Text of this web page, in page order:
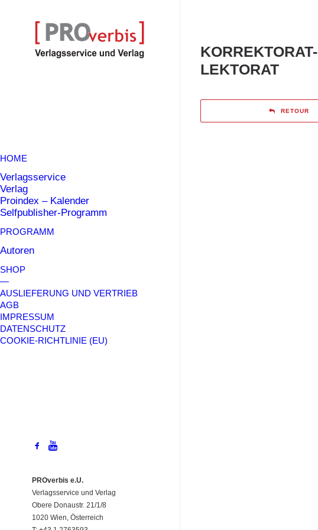
HOME
Verlagsservice
Verlag
Proindex – Kalender
Selfpublisher-Programm
PROGRAMM
Autoren
SHOP
—
AUSLIEFERUNG UND VERTRIEB
AGB
IMPRESSUM
DATENSCHUTZ
COOKIE-RICHTLINIE (EU)
PROverbis e.U.
Verlagsservice und Verlag
Obere Donaustr. 21/1/8
1020 Wien, Österreich
KORREKTORAT-
LEKTORAT
RETOUR